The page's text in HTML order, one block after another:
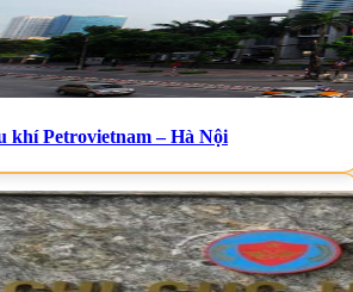
khí Petrovietnam – Hà Nội